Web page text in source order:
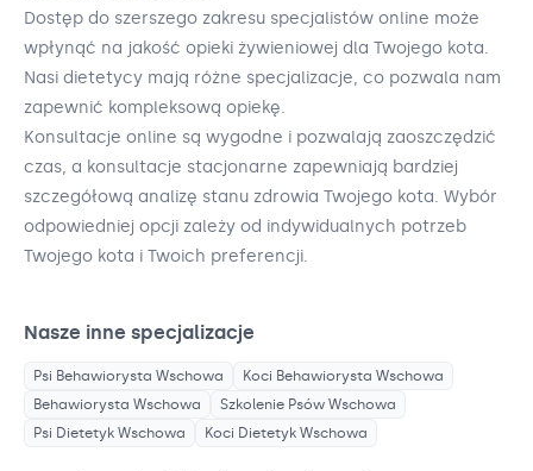
Dostęp do szerszego zakresu specjalistów online może
wpłynąć na jakość opieki żywieniowej dla Twojego kota.
Nasi dietetycy mają różne specjalizacje, co pozwala nam
zapewnić kompleksową opiekę.
Konsultacje online są wygodne i pozwalają zaoszczędzić
czas, a konsultacje stacjonarne zapewniają bardziej
szczegółową analizę stanu zdrowia Twojego kota. Wybór
odpowiedniej opcji zależy od indywidualnych potrzeb
Twojego kota i Twoich preferencji.
Nasze inne specjalizacje
Psi Behawiorysta Wschowa Koci Behawiorysta Wschowa
Behawiorysta Wschowa Szkolenie Psów Wschowa
Psi Dietetyk Wschowa Koci Dietetyk Wschowa